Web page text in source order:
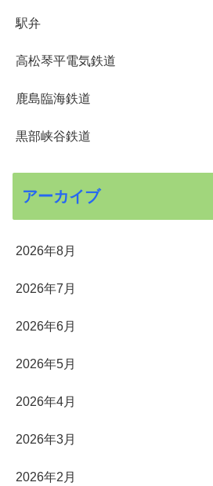
駅弁
高松琴平電気鉄道
鹿島臨海鉄道
黒部峡谷鉄道
アーカイブ
2026年8月
2026年7月
2026年6月
2026年5月
2026年4月
2026年3月
2026年2月